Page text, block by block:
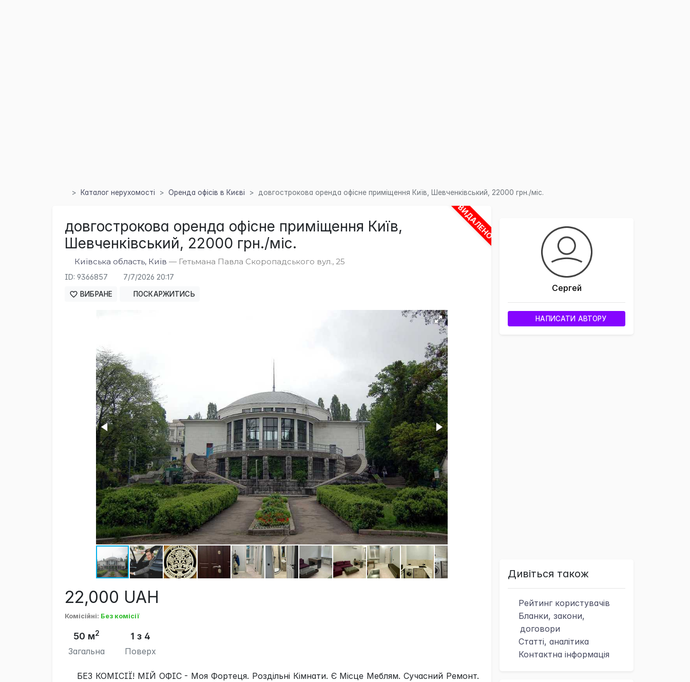
Каталог нерухомості Оренда офісів в Києві довгострокова оренда офісне приміщення Київ, Шевченківський, 22000 грн./міс.
ВИДАЛЕНО
довгострокова оренда офісне приміщення Київ,
Шевченківський, 22000 грн./міс.
Київська область, Київ — Гетьмана Павла Скоропадського вул., 25
ID: 9366857 7/7/2026 20:17
ВИБРАНЕ ПОСКАРЖИТИСЬ
22,000 UAH
Комісійні: Без комісії
50 м2
Загальна
1 з 4
Поверх
БЕЗ КОМІСІЇ! МІЙ ОФІС - Моя Фортеця. Роздільні Кімнати. Є Місце Меблям. Сучасний Ремонт.
Сергей
НАПИСАТИ АВТОРУ
Дивіться також
Рейтинг користувачів
Бланки, закони,
договори
Статті, аналітика
Контактна інформація
×